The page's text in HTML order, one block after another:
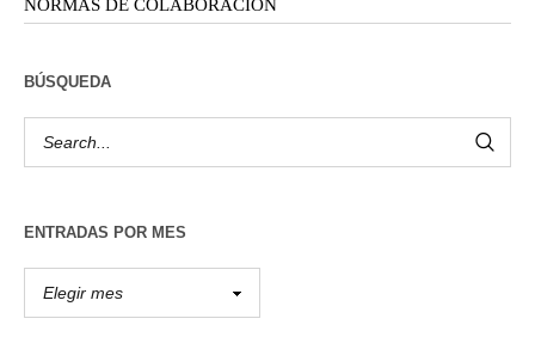
NORMAS DE COLABORACIÓN
BÚSQUEDA
ENTRADAS POR MES